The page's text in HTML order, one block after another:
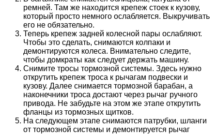
ремней. Там же находится крепеж стоек к кузову,
который просто немного ослабляется. Выкручивать
его не обязательно.
Теперь крепеж задней колесной пары ослабляют.
Чтобы это сделать, снимаются колпаки и
демонтируются колеса. Внимательно следите,
чтобы домкраты как следует держать машину.
Снимите тросы тормозной системы. Здесь нужно
открутить крепеж троса к рычагам подвески и
кузову. Далее снимается тормозной барабан, а
наконечники троса достают через рычаг ручного
привода. Не забудьте на этом же этапе открутить
фланцы из тормозных щитков.
На следующем этапе снимаются патрубки, шланги
от тормозной системы и демонтируется рычаг